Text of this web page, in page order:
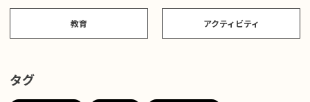
教育 アクティビティ
タグ